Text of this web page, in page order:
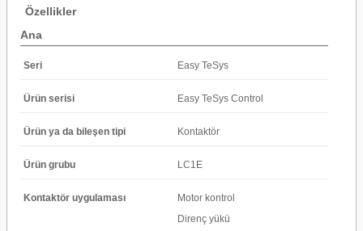
Özellikler
Ana
Seri Easy TeSys
Ürün serisi Easy TeSys Control
Ürün ya da bileşen tipi Kontaktör
Ürün grubu LC1E
Kontaktör uygulaması
Motor kontrol
Direnç yükü